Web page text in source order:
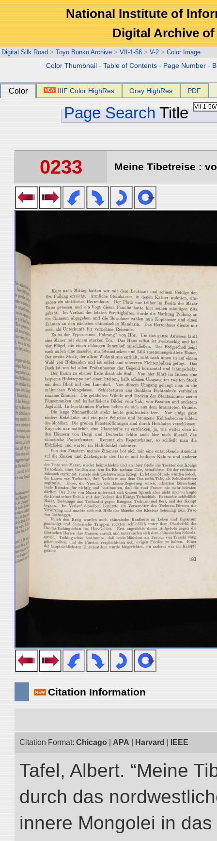
National Institute of
Digital Archive
Digital Silk Road > Toyo Bunko Archive > VII-1-56 > V-2 > Color Image
Color Thumbnail -Table of Contents - Page Number -
Color IIIF Color HighRes Gray HighRes PDF
Page Search Title
0233 Meine Tibetreise :
Citation Information
Citation Format: Chicago APA Harvard IEEE
Tafel, Albert. “Meine
durch das
innere Mongolei in das